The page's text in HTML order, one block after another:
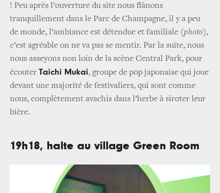
! Peu après l’ouverture du site nous flânons
tranquillement dans le Parc de Champagne, il y a peu
de monde, l’ambiance est détendue et familiale (photo),
c’est agréable on ne va pas se mentir. Par la suite, nous
nous asseyons non loin de la scène Central Park, pour
écouter Taichi Mukai, groupe de pop japonaise qui joue
devant une majorité de festivaliers, qui sont comme
nous, complètement avachis dans l’herbe à siroter leur
bière.
19h18, halte au village Green Room